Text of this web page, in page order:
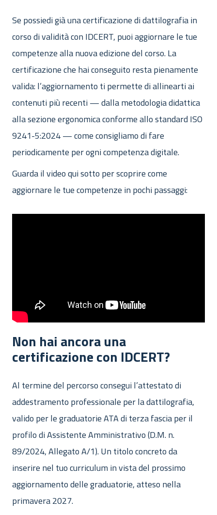
Se possiedi già una certificazione di dattilografia in
corso di validità con IDCERT, puoi aggiornare le tue
competenze alla nuova edizione del corso. La
certificazione che hai conseguito resta pienamente
valida: l’aggiornamento ti permette di allinearti ai
contenuti più recenti — dalla metodologia didattica
alla sezione ergonomica conforme allo standard ISO
9241-5:2024 — come consigliamo di fare
periodicamente per ogni competenza digitale.
Guarda il video qui sotto per scoprire come
aggiornare le tue competenze in pochi passaggi:
Non hai ancora una
certificazione con IDCERT?
Al termine del percorso consegui l’attestato di
addestramento professionale per la dattilografia,
valido per le graduatorie ATA di terza fascia per il
profilo di Assistente Amministrativo (D.M. n.
89/2024, Allegato A/1). Un titolo concreto da
inserire nel tuo curriculum in vista del prossimo
aggiornamento delle graduatorie, atteso nella
primavera 2027.